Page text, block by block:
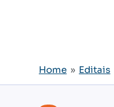
Home » Editais